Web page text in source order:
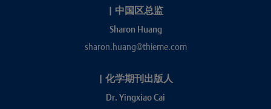
| 中国区总监
Sharon Huang
sharon.huang@thieme.com
| 化学期刊出版人
Dr. Yingxiao Cai